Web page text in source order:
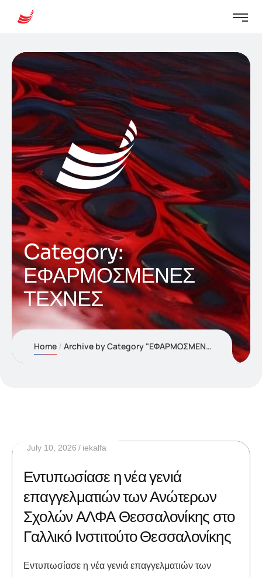
Category:
ΕΦΑΡΜΟΣΜΕΝΕΣ
ΤΕΧΝΕΣ
Home Archive by Category "ΕΦΑΡΜΟΣΜΕΝΕΣ ΤΕΧΝΕΣ"
July 10, 2026 iekalfa
Εντυπωσίασε η νέα γενιά
επαγγελματιών των Ανώτερων
Σχολών ΑΛΦΑ Θεσσαλονίκης στο
Γαλλικό Ινστιτούτο Θεσσαλονίκης
Εντυπωσίασε η νέα γενιά επαγγελματιών των